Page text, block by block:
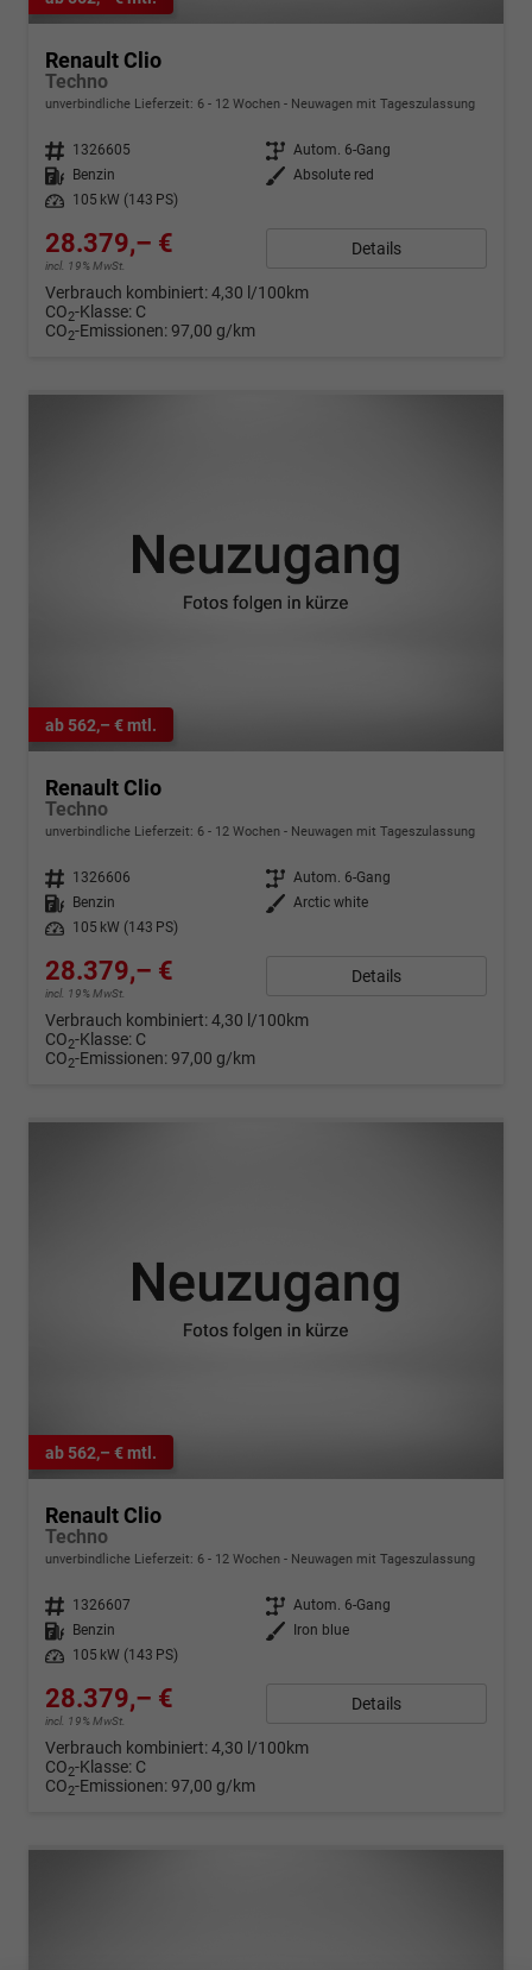
Renault Clio
Techno
unverbindliche Lieferzeit: 6 - 12 Wochen Neuwagen mit Tageszulassung
Fahrzeugnr. 1326605 Getriebe Autom. 6-Gang
Kraftstoff
Benzin Außenfarbe Absolute red
Leistung
105 kW (143 PS)
28.379,– €
incl. 19% MwSt.
Details
Verbrauch kombiniert:4,30 l/100km
CO2-Klasse: C
CO2-Emissionen:97,00 g/km
ab 562,– € mtl.
Renault Clio
Techno
unverbindliche Lieferzeit: 6 - 12 Wochen Neuwagen mit Tageszulassung
Fahrzeugnr. 1326606 Getriebe Autom. 6-Gang
Kraftstoff
Benzin Außenfarbe Arctic white
Leistung
105 kW (143 PS)
28.379,– €
incl. 19% MwSt.
Details
Verbrauch kombiniert:4,30 l/100km
CO2-Klasse: C
CO2-Emissionen:97,00 g/km
ab 562,– € mtl.
Renault Clio
Techno
unverbindliche Lieferzeit: 6 - 12 Wochen Neuwagen mit Tageszulassung
Fahrzeugnr. 1326607 Getriebe Autom. 6-Gang
Kraftstoff
Benzin Außenfarbe
Iron blue
Leistung
105 kW (143 PS)
28.379,– €
incl. 19% MwSt.
Details
Verbrauch kombiniert:4,30 l/100km
CO2-Klasse: C
CO2-Emissionen:97,00 g/km